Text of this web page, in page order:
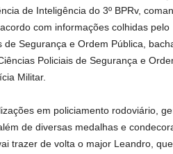
de Inteligência do 3º BPRv,
com informações colhidas
de Segurança e Ordem Pública,
Policiais de Segurança e
Militar.
em policiamento rodoviário,
de diversas medalhas e
trazer de volta o major Leandro,